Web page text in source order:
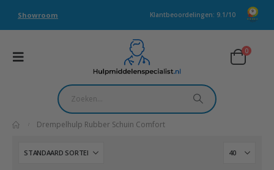
Showroom Klantbeoordelingen: 9.1/10
0
Drempelhulp Rubber Schuin Comfort